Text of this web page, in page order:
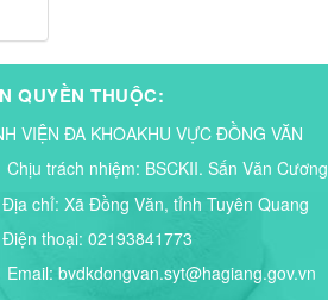
QUYỀN THUỘC:
VIỆN ĐA KHOAKHU VỰC ĐỒNG VĂN
Chịu trách nhiệm: BSCKII. Sấn Văn Cương
Địa chỉ: Xã Đồng Văn, tỉnh Tuyên Quang
Điện thoại: 02193841773
Email: bvdkdongvan.syt@hagiang.gov.vn